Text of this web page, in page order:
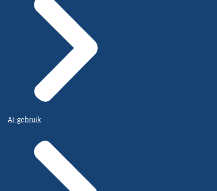
AI-gebruik